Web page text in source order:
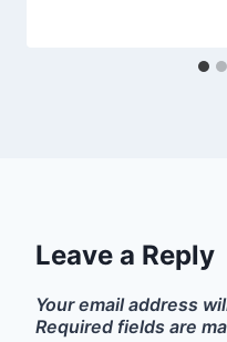
Leave a Reply
Your email address
Required fields are